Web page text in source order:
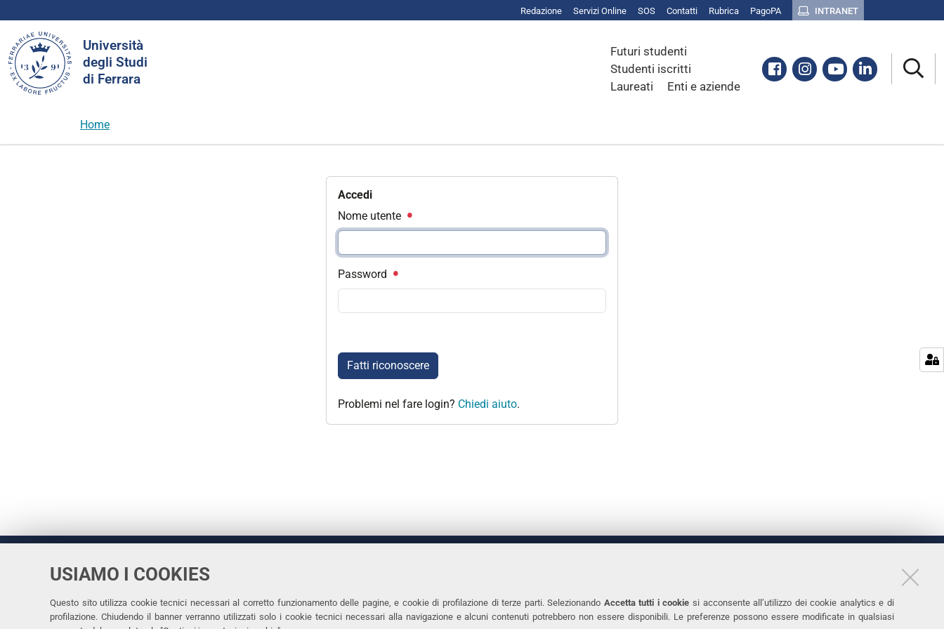
USIAMO I COOKIES
Questo sito utilizza cookie tecnici necessari al corretto funzionamento delle pagine, e cookie di profilazione di terze parti. Selezionando Accetta tutti i cookie si acconsente all’utilizzo dei cookie analytics e di
profilazione. Chiudendo il banner verranno utilizzati solo i cookie tecnici necessari alla navigazione e alcuni contenuti potrebbero non essere disponibili. Le preferenze possono essere modificate in qualsiasi
Redazione Servizi Online SOS Contatti Rubrica PagoPA INTRANET
Università
degli Studi
di Ferrara
Futuri studenti
Studenti iscritti
Laureati
Enti e aziende
Facebook
Instagram
YoutubeLinkedin
nel
sito
Home
Accedi
Nome utente
Password
Fatti riconoscere
Problemi nel fare login? Chiedi aiuto.
Università
di Ferrara
Rettrice: Prof.ssa Laura Ramaciotti
via Ludovico Ariosto, 35 - 44121 Ferrara
Tel. +39 0532 293111
Fax. +39 0532 293031
Accessibilità
Protezione dati personali